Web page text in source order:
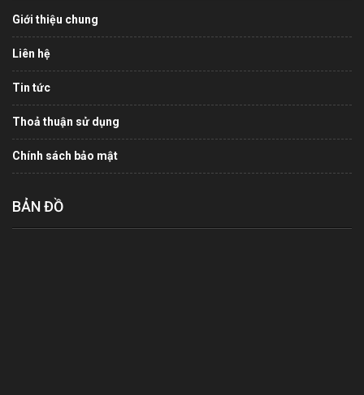
Giới thiệu chung
Liên hệ
Tin tức
Thoả thuận sử dụng
Chính sách bảo mật
BẢN ĐỒ